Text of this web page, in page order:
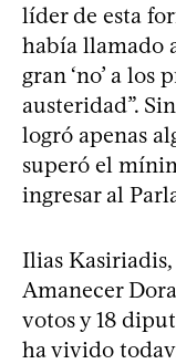
líder de esta
había llamado
gran ‘no’ a los
austeridad”.
logró apenas
superó el
ingresar al
Ilias
Amanecer
votos y 18
ha vivido